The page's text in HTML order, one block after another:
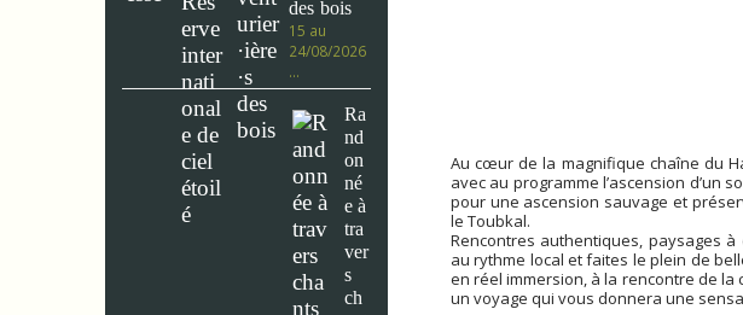
Au cœur de la magnifique chaîne du
avec au programme l’ascension d’un
pour une ascension sauvage et
le Toubkal.
Rencontres authentiques, paysages
au rythme local et faites le plein de
en réel immersion, à la rencontre de
un voyage qui vous donnera une
des bois
15 au
24/08/2026
…
Ra
nd
on
né
e à
tra
ver
s
ch